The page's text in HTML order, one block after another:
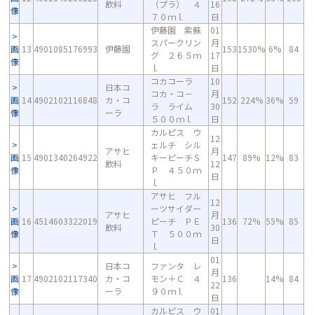
像
飲料
（プラ） ４
７０ｍｌ
16
日
画
像
13 4901085176993 伊藤園
伊藤園 紫蘇
スパークリン
グ ２６５ｍ
ｌ
01
月
17
日
1531530% 6% 84
画
像
14 4902102116848
日本コ
カ・コ
ーラ
コカコーラ
コカ・コ－
ラ ライム
５００ｍｌ
10
月
30
日
152 224% 36% 59
画
像
15 4901340264922
アサヒ
飲料
カルピス ウ
ェルチ シル
キーピーチＳ
Ｐ ４５０ｍ
ｌ
12
月
12
日
147 89% 12% 83
画
像
16 4514603322019
アサヒ
飲料
アサヒ フル
ーツサイダー
ピーチ ＰＥ
Ｔ ５００ｍ
ｌ
12
月
30
日
136 72% 55% 85
画
像
17 4902102117340
日本コ
カ・コ
ーラ
ファンタ レ
モン＋Ｃ ４
９０ｍｌ
01
月
22
日
136 14% 84
カルピス ウ
01